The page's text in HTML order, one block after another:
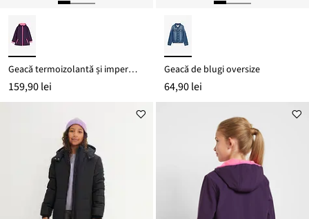
Geacă termoizolantă și impermeabilă din softshell
159,90 lei
Geacă de blugi oversize
64,90 lei